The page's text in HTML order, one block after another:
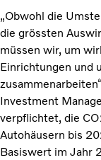
„Obwohl die
die grössten
müssen wir, um
Einrichtungen und
Investment
verpflichtet, die
Autohäusern bis
Basiswert im Jahr